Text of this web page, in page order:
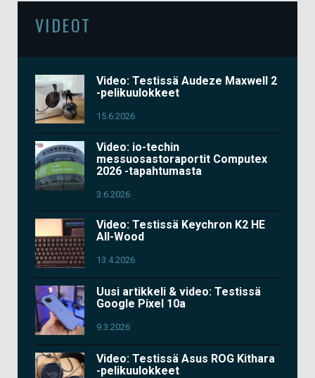
VIDEOT
Video: Testissä Audeze Maxwell 2
-pelikuulokkeet
15.6.2026
Video: io-techin
messuosastoraportit Computex
2026 -tapahtumasta
3.6.2026
Video: Testissä Keychron K2 HE
All-Wood
13.4.2026
Uusi artikkeli & video: Testissä
Google Pixel 10a
9.3.2026
Video: Testissä Asus ROG Kithara
-pelikuulokkeet